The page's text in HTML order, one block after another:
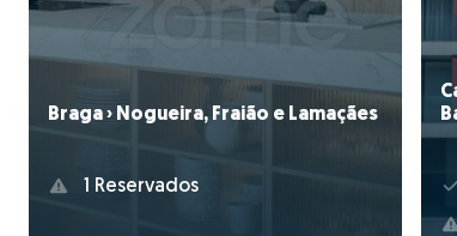
Braga › Nogueira, Fraião e Lamaçães
1 Reservados